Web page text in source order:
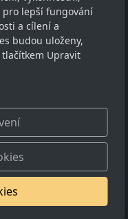
Nastavení cookies
pro lepší fungování
a cílení a
budou uloženy,
Upravit